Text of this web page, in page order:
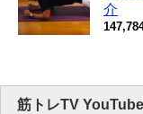
介
筋トレTV